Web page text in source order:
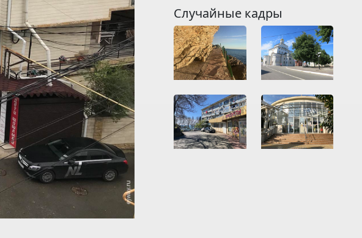
Случайные кадры